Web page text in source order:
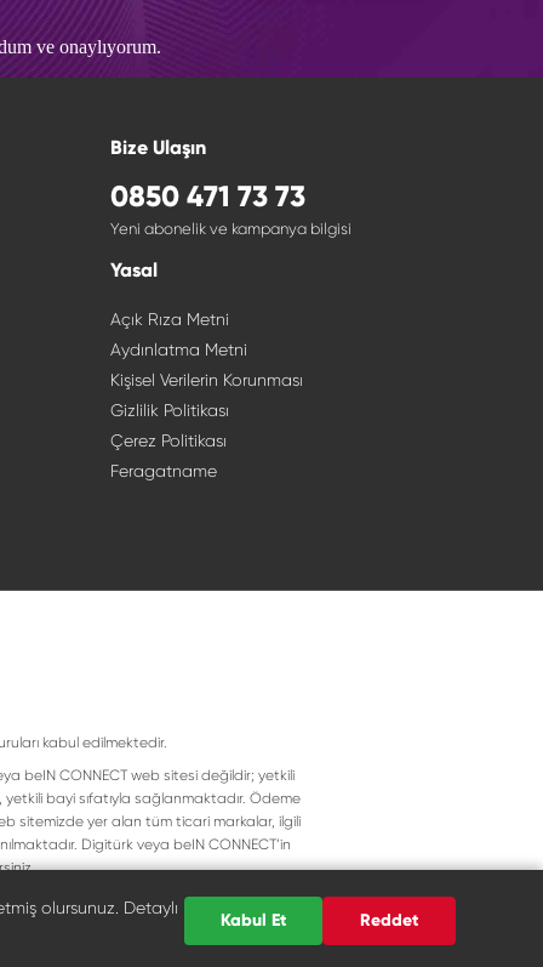
ve onaylıyorum.
Bize Ulaşın
0850 471 73 73
Yeni abonelik ve kampanya bilgisi
Yasal
Açık Rıza Metni
Aydınlatma Metni
Kişisel Verilerin Korunması
Gizlilik Politikası
Çerez Politikası
Feragatname
kabul edilmektedir.
beIN CONNECT web sitesi değildir; yetkili
yetkili bayi sıfatıyla sağlanmaktadır. Ödeme
sitemizde yer alan tüm ticari markalar, ilgili
Digitürk veya beIN CONNECT’in
olursunuz. Detaylı
Kabul Et Reddet